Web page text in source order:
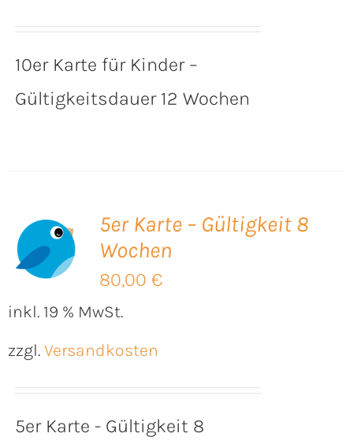
10er Karte für Kinder –
Gültigkeitsdauer 12 Wochen
5er Karte – Gültigkeit 8
Wochen
80,00 €
inkl. 19 % MwSt.
zzgl. Versandkosten
5er Karte - Gültigkeit 8